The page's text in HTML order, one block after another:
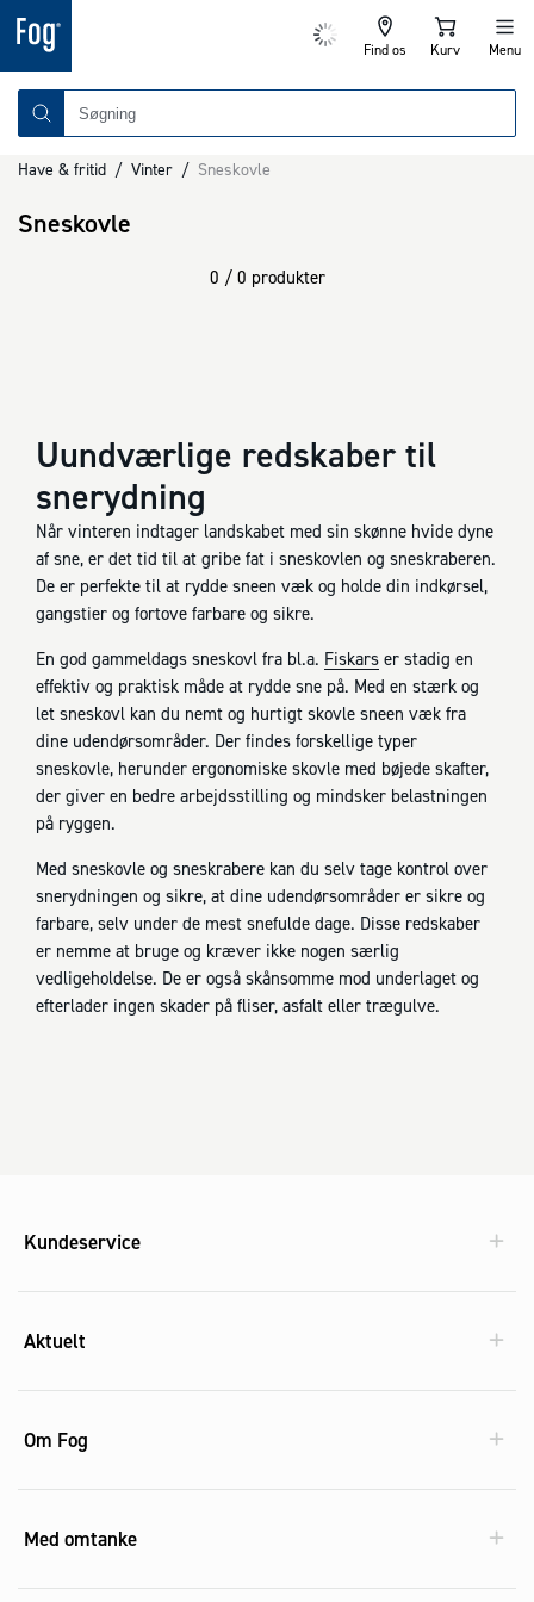
Find os Kurv Menu
Have & fritid / Vinter / Sneskovle
Sneskovle
0 / 0 produkter
Uundværlige redskaber til
snerydning
Når vinteren indtager landskabet med sin skønne hvide dyne
af sne, er det tid til at gribe fat i sneskovlen og sneskraberen.
De er perfekte til at rydde sneen væk og holde din indkørsel,
gangstier og fortove farbare og sikre.
En god gammeldags sneskovl fra bl.a. Fiskars er stadig en
effektiv og praktisk måde at rydde sne på. Med en stærk og
let sneskovl kan du nemt og hurtigt skovle sneen væk fra
dine udendørsområder. Der findes forskellige typer
sneskovle, herunder ergonomiske skovle med bøjede skafter,
der giver en bedre arbejdsstilling og mindsker belastningen
på ryggen.
Med sneskovle og sneskrabere kan du selv tage kontrol over
snerydningen og sikre, at dine udendørsområder er sikre og
farbare, selv under de mest snefulde dage. Disse redskaber
er nemme at bruge og kræver ikke nogen særlig
vedligeholdelse. De er også skånsomme mod underlaget og
efterlader ingen skader på fliser, asfalt eller trægulve.
Kundeservice
Aktuelt
Om Fog
Med omtanke